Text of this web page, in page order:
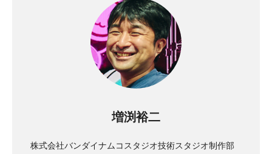
増渕裕二
株式会社バンダイナムコスタジオ技術スタジオ制作部